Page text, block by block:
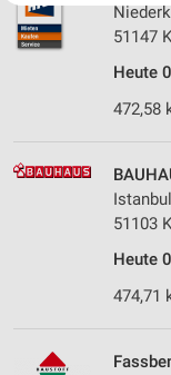
51147
Heute
472,58
51103
Heute
474,71
Website/App.
Partnerliste anzeigen
Wir nutzen Ihre Daten
Verwendung
Werbeanzeigen
Erstellung von